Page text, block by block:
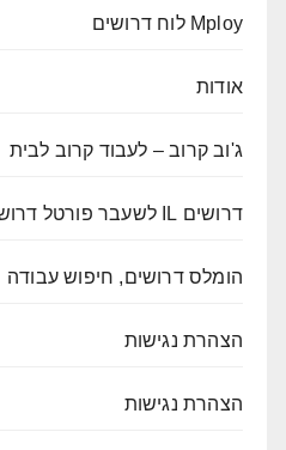
Mploy לוח דרושים
אודות
ג'וב קרוב – לעבוד קרוב לבית
דרושים IL לשעבר פורטל דרושים
הומלס דרושים, חיפוש עבודה
הצהרת נגישות
הצהרת נגישות